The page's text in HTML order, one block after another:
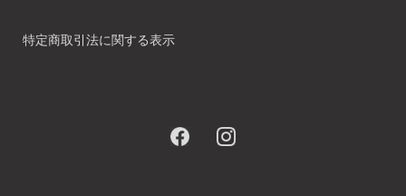
特定商取引法に関する表示